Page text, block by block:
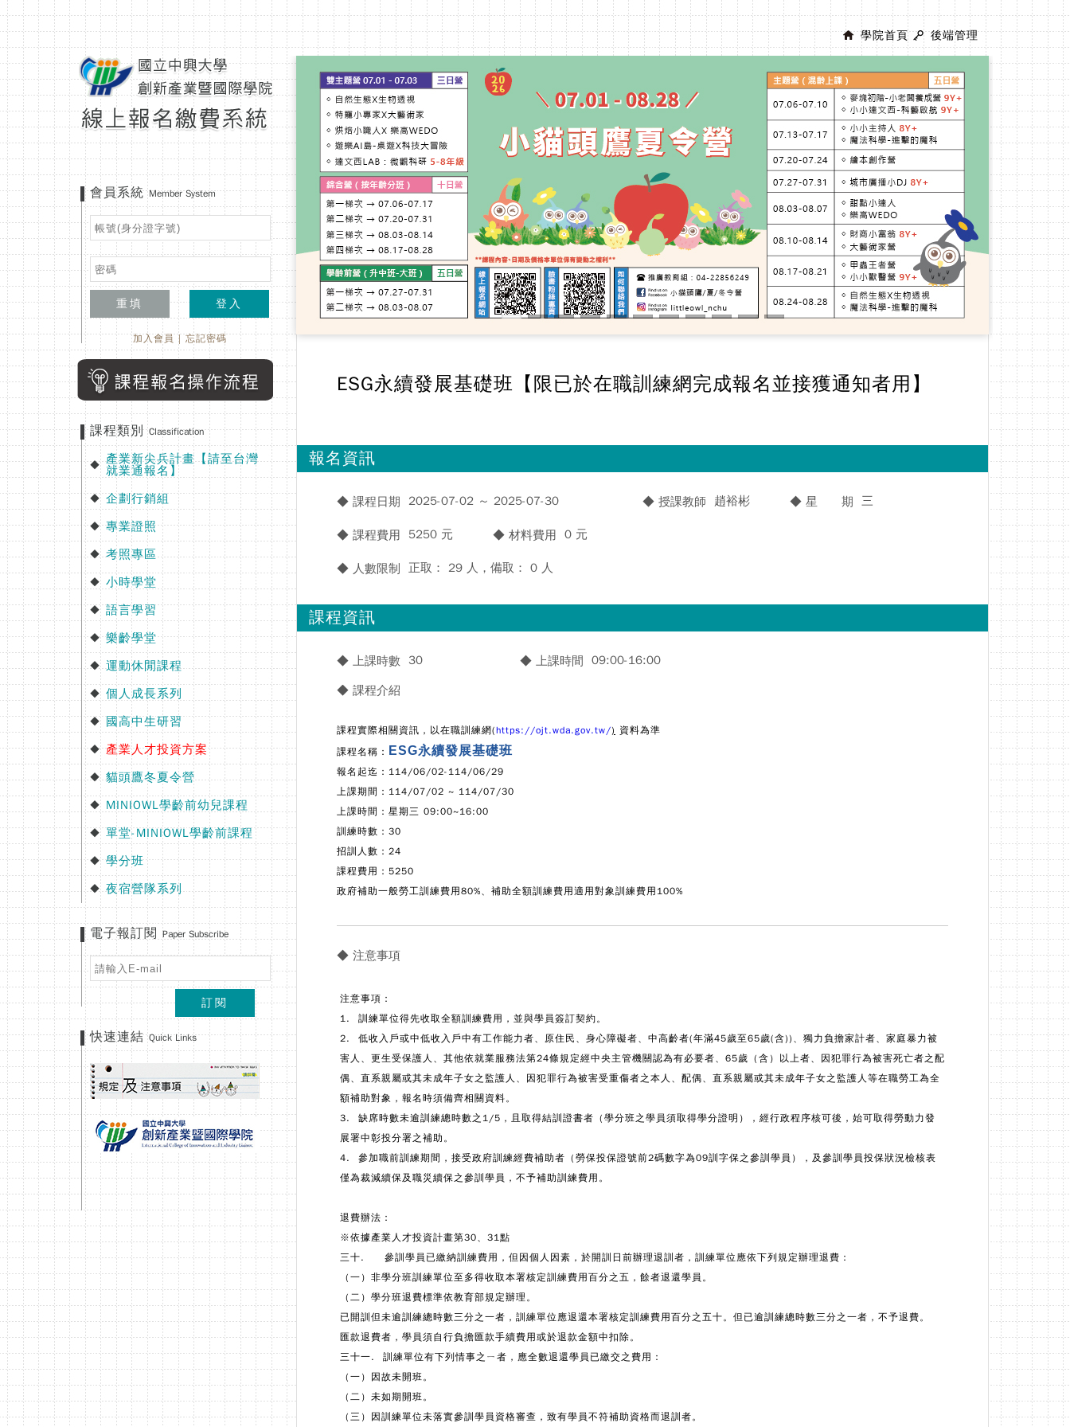
學院首頁 後端管理
會員系統Member System
重填 登入
加入會員|忘記密碼
課程類別Classification
◆ 產業新尖兵計畫【請至台灣
就業通報名】
◆ 企劃行銷組
◆ 專業證照
◆ 考照專區
◆ 小時學堂
◆ 語言學習
◆ 樂齡學堂
◆ 運動休閒課程
◆ 個人成長系列
◆ 國高中生研習
◆ 產業人才投資方案
◆ 貓頭鷹冬夏令營
◆ MINIOWL學齡前幼兒課程
◆ 單堂-MINIOWL學齡前課程
◆ 學分班
◆ 夜宿營隊系列
電子報訂閱 Paper Subscribe
訂閱
快速連結Quick Links
ESG永續發展基礎班【限已於在職訓練網完成報名並接獲通知者用】
報名資訊
◆ 課程日期 2025-07-02 ～ 2025-07-30
◆ 課程費用 5250 元 ◆ 材料費用 0 元
◆ 人數限制 正取： 29 人，備取： 0 人
◆ 授課教師 趙裕彬 ◆ 星 期 三
課程資訊
◆ 上課時數 30 ◆ 上課時間 09:00-16:00
◆ 課程介紹
課程實際相關資訊，以在職訓練網(https://ojt.wda.gov.tw/) 資料為準
課程名稱： ESG永續發展基礎班
報名起迄：114/06/02-114/06/29
上課期間： 114/07/02 ~ 114/07/30
上課時間：星期三 09:00~16:00
訓練時數：30
招訓人數：24
課程費用：5250
政府補助一般勞工訓練費用80%、補助全額訓練費用適用對象訓練費用100%
◆ 注意事項
注意事項：
1. 訓練單位得先收取全額訓練費用，並與學員簽訂契約。
2. 低收入戶或中低收入戶中有工作能力者、原住民、身心障礙者、中高齡者(年滿45歲至65歲(含))、獨力負擔家計者、家庭暴力被
害人、更生受保護人、其他依就業服務法第24條規定經中央主管機關認為有必要者、65歲（含）以上者、因犯罪行為被害死亡者之配
偶、直系親屬或其未成年子女之監護人、因犯罪行為被害受重傷者之本人、配偶、直系親屬或其未成年子女之監護人等在職勞工為全
額補助對象，報名時須備齊相關資料。
3. 缺席時數未逾訓練總時數之1/5，且取得結訓證書者（學分班之學員須取得學分證明），經行政程序核可後，始可取得勞動力發
展署中彰投分署之補助。
4. 參加職前訓練期間，接受政府訓練經費補助者（勞保投保證號前2碼數字為09訓字保之參訓學員），及參訓學員投保狀況檢核表
僅為裁減續保及職災續保之參訓學員，不予補助訓練費用。
退費辦法：
※依據產業人才投資計畫第30、31點
三十. 參訓學員已繳納訓練費用，但因個人因素，於開訓日前辦理退訓者，訓練單位應依下列規定辦理退費：
（一）非學分班訓練單位至多得收取本署核定訓練費用百分之五，餘者退還學員。
（二）學分班退費標準依教育部規定辦理。
已開訓但未逾訓練總時數三分之一者，訓練單位應退還本署核定訓練費用百分之五十。但已逾訓練總時數三分之一者，不予退費。
匯款退費者，學員須自行負擔匯款手續費用或於退款金額中扣除。
三十一. 訓練單位有下列情事之ㄧ者，應全數退還學員已繳交之費用：
（一）因故未開班。
（二）未如期開班。
（三）因訓練單位未落實參訓學員資格審查，致有學員不符補助資格而退訓者。